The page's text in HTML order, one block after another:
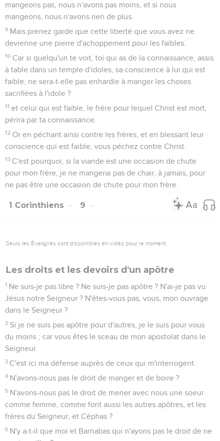
mangeons pas, nous n'avons pas moins, et si nous
mangeons, nous n'avons rien de plus.
9 Mais prenez garde que cette liberté que vous avez ne
devienne une pierre d'achoppement pour les faibles.
10 Car si quelqu'un te voit, toi qui as de la connaissance, assis
à table dans un temple d'idoles, sa conscience à lui qui est
faible, ne sera-t-elle pas enhardie à manger les choses
sacrifiées à l'idole ?
11 et celui qui est faible, le frère pour lequel Christ est mort,
périra par ta connaissance.
12 Or en péchant ainsi contre les frères, et en blessant leur
conscience qui est faible, vous péchez contre Christ.
13 C'est pourquoi, si la viande est une occasion de chute
pour mon frère, je ne mangerai pas de chair, à jamais, pour
ne pas être une occasion de chute pour mon frère.
1 Corinthiens 9
Seuls les Évangiles sont disponibles en vidéo pour le moment.
Les droits et les devoirs d'un apôtre
1 Ne suis-je pas libre ? Ne suis-je pas apôtre ? N'ai-je pas vu
Jésus notre Seigneur ? N'êtes-vous pas, vous, mon ouvrage
dans le Seigneur ?
2 Si je ne suis pas apôtre pour d'autres, je le suis pour vous
du moins ; car vous êtes le sceau de mon apostolat dans le
Seigneur.
3 C'est ici ma défense auprès de ceux qui m'interrogent.
4 N'avons-nous pas le droit de manger et de boire ?
5 N'avons-nous pas le droit de mener avec nous une soeur
comme femme, comme font aussi les autres apôtres, et les
frères du Seigneur, et Céphas ?
6 N'y a-t-il que moi et Barnabas qui n'ayons pas le droit de ne